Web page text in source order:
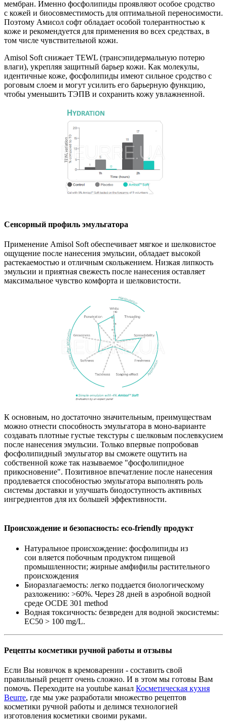
мембран. Именно фосфолипиды проявляют особое сродство
с кожей и биосовместимость для оптимальной переносимости.
Поэтому Амисол софт обладает особой толерантностью к
коже и рекомендуется для применения во всех средствах, в
том числе чувствительной кожи.
Amisol Soft снижает TEWL (трансэпидермальную потерю
влаги), укрепляя защитный барьер кожи. Как молекулы,
идентичные коже, фосфолипиды имеют сильное сродство с
роговым слоем и могут усилить его барьерную функцию,
чтобы уменьшить ТЭПВ и сохранить кожу увлажненной.
Сенсорный профиль эмульгатора
Применение Amisol Soft обеспечивает мягкое и шелковистое
ощущение после нанесения эмульсии, обладает высокой
растекаемостью и отличным скольжением. Низкая липкость
эмульсии и приятная свежесть после нанесения оставляет
максимальное чувство комфорта и шелковистости.
К основным, но достаточно значительным, преимуществам
можно отнести способность эмульгатора в моно-варианте
создавать плотные густые текстуры с шелковым послевкусием
после нанесения эмульсии. Только впервые попробовав
фосфолипидный эмульгатор вы сможете ощутить на
собственной коже так называемое "фосфолипидное
прикосновение". Позитивное впечатление после нанесения
продлевается способностью эмульгатора выполнять роль
системы доставки и улучшать биодоступность активных
ингредиентов для их большей эффективности.
Происхождение и безопасность: eco-friendly продукт
Натуральное происхождение: фосфолипиды из
сои вляется побочным продуктом пищевой
промышленности; жирные амфифилы растительного
происхождения
Биоразлагаемость: легко поддается биологическому
разложению: >60%. Через 28 дней в аэробной водной
среде OCDE 301 method
Водная токсичность: безвреден для водной экосистемы:
EC50 > 100 mg/L.
Рецепты косметики ручной работы и отзывы
Если Вы новичок в кремоварении - составить свой
правильный рецепт очень сложно. И в этом мы готовы Вам
помочь. Переходите на youtube канал Косметическая кухня
Beurre, где мы уже разработали множество рецептов
косметики ручной работы и делимся технологией
изготовления косметики своими руками.